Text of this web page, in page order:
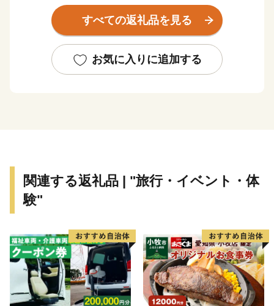
1990(平成2)年
家庭ごみ集積所「クリーンボックス」の規格統一を開
び廃屋の撤去を行い、統一感のある景観を創造。
2008(平成20)年
を策定。
2012(平成24)年
「日本で最も美しい村連合」に加盟。
妥協しない景観づくりに取り組んでいる。
すべての返礼品を見る
お気に入りに追加する
関連する返礼品 | "旅行・イベント・体
験"